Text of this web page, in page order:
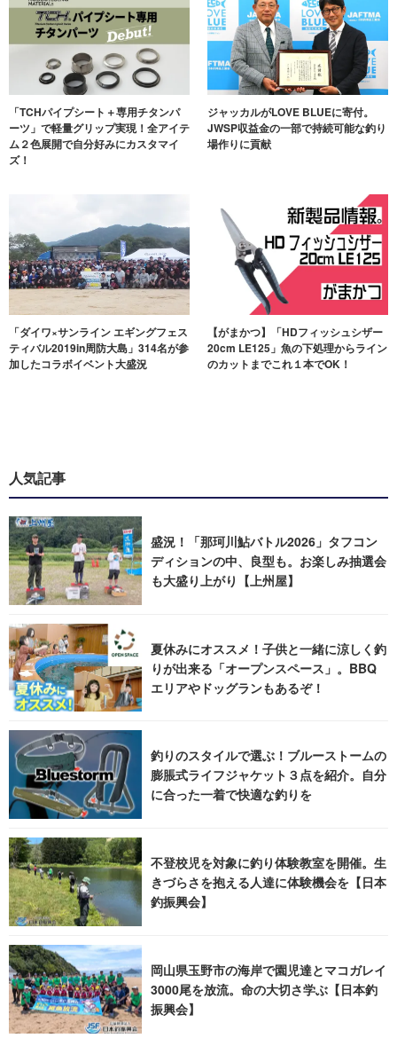
「TCHパイプシート＋専用チタンパ
ーツ」で軽量グリップ実現！全アイテ
ム２色展開で自分好みにカスタマイ
ズ！
ジャッカルがLOVE BLUEに寄付。
JWSP収益金の一部で持続可能な釣り
場作りに貢献
「ダイワ×サンライン エギングフェス
ティバル2019in周防大島」314名が参
加したコラボイベント大盛況
【がまかつ】「HDフィッシュシザー
20cm LE125」魚の下処理からライン
のカットまでこれ１本でOK！
人気記事
盛況！「那珂川鮎バトル2026」タフコン
ディションの中、良型も。お楽しみ抽選会
も大盛り上がり【上州屋】
夏休みにオススメ！子供と一緒に涼しく釣
りが出来る「オープンスペース」。BBQ
エリアやドッグランもあるぞ！
釣りのスタイルで選ぶ！ブルーストームの
膨脹式ライフジャケット３点を紹介。自分
に合った一着で快適な釣りを
不登校児を対象に釣り体験教室を開催。生
きづらさを抱える人達に体験機会を【日本
釣振興会】
岡山県玉野市の海岸で園児達とマコガレイ
3000尾を放流。命の大切さ学ぶ【日本釣
振興会】